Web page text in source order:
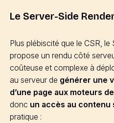
Le Server-Side
Plus plébiscité que le CSR,
propose un rendu côté
coûteuse et complexe à
au serveur de générer une
d’une page aux moteurs
donc un accès au contenu
pratique :